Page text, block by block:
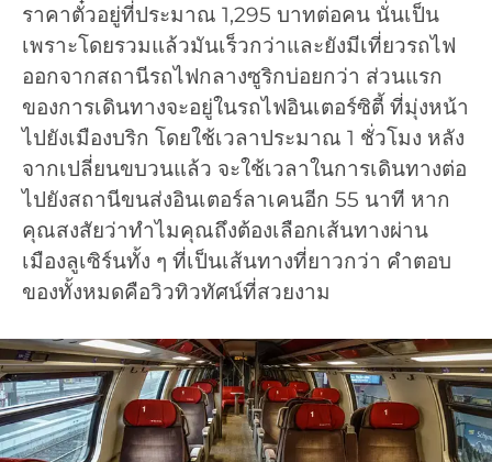
ราคาตั๋วอยู่ที่ประมาณ 1,295 บาทต่อคน นั่นเป็น
เพราะโดยรวมแล้วมันเร็วกว่าและยังมีเที่ยวรถไฟ
ออกจากสถานีรถไฟกลางซูริกบ่อยกว่า ส่วนแรก
ของการเดินทางจะอยู่ในรถไฟอินเตอร์ซิตี้ ที่มุ่งหน้า
ไปยังเมืองบริก โดยใช้เวลาประมาณ 1 ชั่วโมง หลัง
จากเปลี่ยนขบวนแล้ว จะใช้เวลาในการเดินทางต่อ
ไปยังสถานีขนส่งอินเตอร์ลาเคนอีก 55 นาที หาก
คุณสงสัยว่าทำไมคุณถึงต้องเลือกเส้นทางผ่าน
เมืองลูเซิร์นทั้ง ๆ ที่เป็นเส้นทางที่ยาวกว่า คำตอบ
ของทั้งหมดคือวิวทิวทัศน์ที่สวยงาม